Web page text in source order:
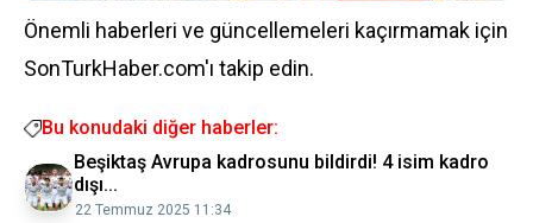
Önemli haberleri ve güncellemeleri kaçırmamak için
SonTurkHaber.com'ı takip edin.
Bu konudaki diğer haberler:
Beşiktaş Avrupa kadrosunu bildirdi! 4 isim kadro
dışı...
22 Temmuz 2025 11:34